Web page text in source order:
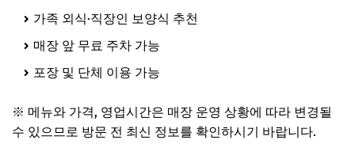
가족 외식·직장인 보양식 추천
매장 앞 무료 주차 가능
포장 및 단체 이용 가능
※ 메뉴와 가격, 영업시간은 매장 운영 상황에 따라 변경될
수 있으므로 방문 전 최신 정보를 확인하시기 바랍니다.